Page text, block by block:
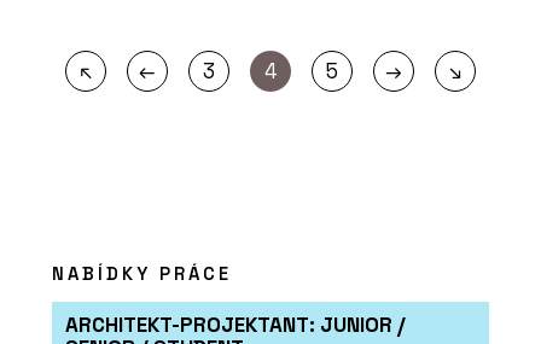
↖ ← 3 4 5 → ↘
NABÍDKY PRÁCE
ARCHITEKT-PROJEKTANT: JUNIOR /